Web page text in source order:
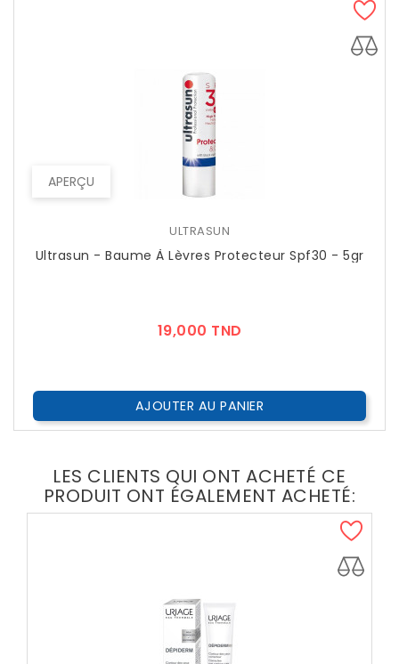
APERÇU
ULTRASUN
Ultrasun - Baume À Lèvres Protecteur Spf30 - 5gr
19,000 TND
AJOUTER AU PANIER
LES CLIENTS QUI ONT ACHETÉ CE
PRODUIT ONT ÉGALEMENT ACHETÉ: